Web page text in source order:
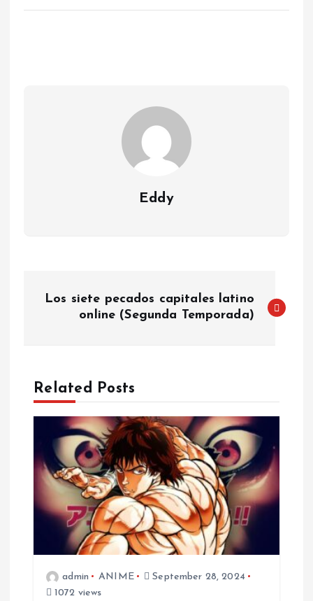
Eddy
n
a
v
g
Los siete pecados capitales latino
online (Segunda Temporada)
Related Posts
admin ANIME
September 28, 2024
1072 views